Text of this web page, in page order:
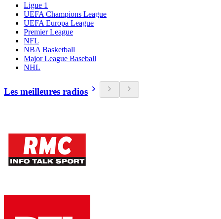
Ligue 1
UEFA Champions League
UEFA Europa League
Premier League
NFL
NBA Basketball
Major League Baseball
NHL
Les meilleures radios